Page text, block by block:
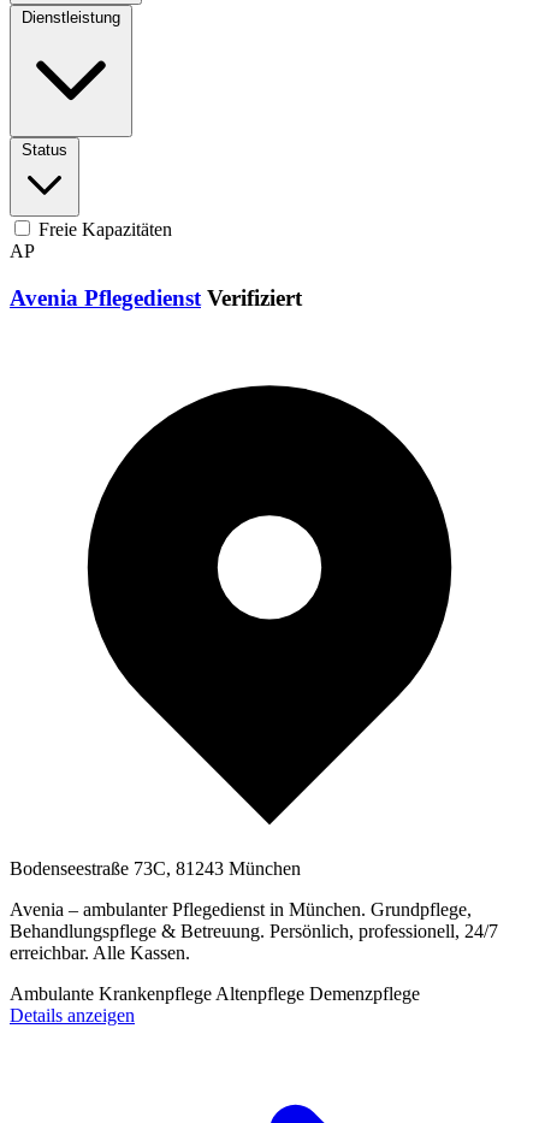
Dienstleistung
Status
Freie Kapazitäten
AP
Avenia Pflegedienst Verifiziert
Bodenseestraße 73C, 81243 München
Avenia – ambulanter Pflegedienst in München. Grundpflege,
Behandlungspflege & Betreuung. Persönlich, professionell, 24/7
erreichbar. Alle Kassen.
Ambulante Krankenpflege Altenpflege Demenzpflege
Details anzeigen